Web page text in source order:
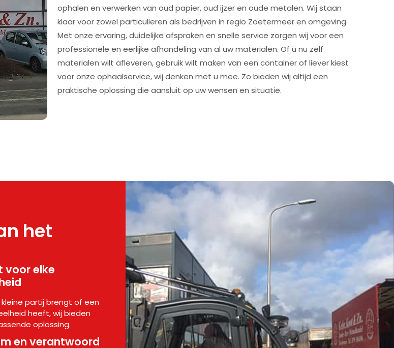
ophalen en verwerken van oud papier, oud ijzer en oude metalen. Wij staan
klaar voor zowel particulieren als bedrijven in regio Zoetermeer en omgeving.
Met onze ervaring, duidelijke afspraken en snelle service zorgen wij voor een
professionele en eerlijke afhandeling van al uw materialen. Of u nu zelf
materialen wilt afleveren, gebruik wilt maken van een container of liever kiest
voor onze ophaalservice, wij denken met u mee. Zo bieden wij altijd een
praktische oplossing die aansluit op uw wensen en situatie.
het
voor elke
partij brengt of een
heeft, wij bieden
oplossing.
en verantwoord